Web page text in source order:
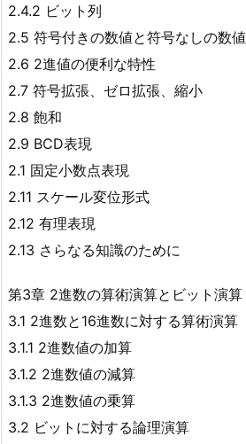
2.4.2 ビット列
2.5 符号付きの数値と符号なしの数値
2.6 2進値の便利な特性
2.7 符号拡張、ゼロ拡張、縮小
2.8 飽和
2.9 BCD表現
2.1 固定小数点表現
2.11 スケール変位形式
2.12 有理表現
2.13 さらなる知識のために
第3章 2進数の算術演算とビット演算
3.1 2進数と16進数に対する算術演算
3.1.1 2進数値の加算
3.1.2 2進数値の減算
3.1.3 2進数値の乗算
3.2 ビットに対する論理演算